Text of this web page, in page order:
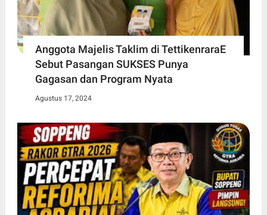
Anggota Majelis Taklim di TettikenraraE
Sebut Pasangan SUKSES Punya
Gagasan dan Program Nyata
Agustus 17, 2024